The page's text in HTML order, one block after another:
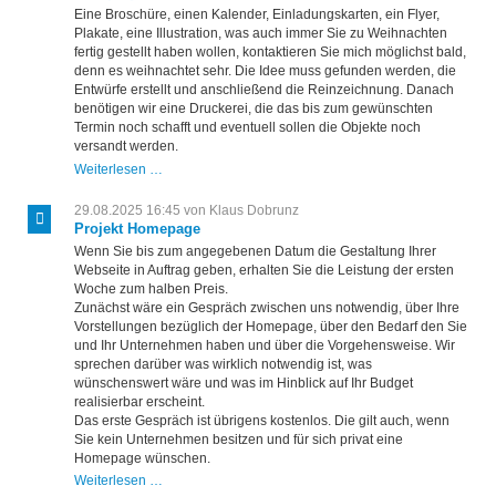
Eine Broschüre, einen Kalender, Einladungskarten, ein Flyer,
Plakate, eine Illustration, was auch immer Sie zu Weihnachten
fertig gestellt haben wollen, kontaktieren Sie mich möglichst bald,
denn es weihnachtet sehr. Die Idee muss gefunden werden, die
Entwürfe erstellt und anschließend die Reinzeichnung. Danach
benötigen wir eine Druckerei, die das bis zum gewünschten
Termin noch schafft und eventuell sollen die Objekte noch
versandt werden.
Weiterlesen …
Weihnachten
29.08.2025 16:45 von Klaus Dobrunz
Projekt Homepage
Wenn Sie bis zum angegebenen Datum die Gestaltung Ihrer
Webseite in Auftrag geben, erhalten Sie die Leistung der ersten
Woche zum halben Preis.
Zunächst wäre ein Gespräch zwischen uns notwendig, über Ihre
Vorstellungen bezüglich der Homepage, über den Bedarf den Sie
und Ihr Unternehmen haben und über die Vorgehensweise. Wir
sprechen darüber was wirklich notwendig ist, was
wünschenswert wäre und was im Hinblick auf Ihr Budget
realisierbar erscheint.
Das erste Gespräch ist übrigens kostenlos. Die gilt auch, wenn
Sie kein Unternehmen besitzen und für sich privat eine
Homepage wünschen.
Weiterlesen …